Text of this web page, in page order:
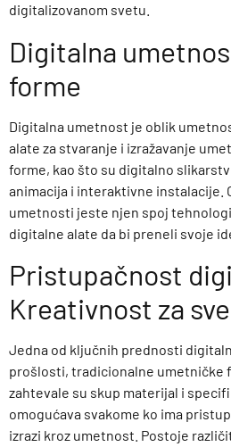
digitalizovanom svetu.
Digitalna
forme
Digitalna umetnost je oblik
alate za stvaranje i izražavanje
forme, kao što su digitalno
animacija i interaktivne instalacije.
umetnosti jeste njen spoj
digitalne alate da bi preneli svoje
Pristupačnost
Kreativnost za sve
Jedna od ključnih prednosti
prošlosti, tradicionalne umetničke
zahtevale su skup materijal i
omogućava svakome ko ima
izrazi kroz umetnost. Postoje